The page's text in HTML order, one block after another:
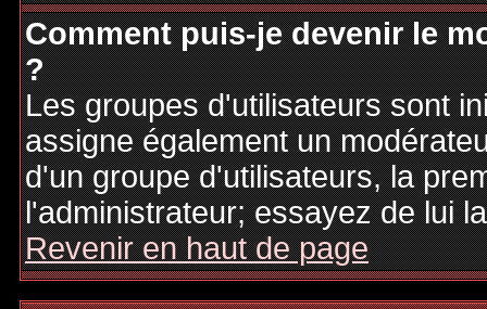
Comment puis-je devenir le
?
Les groupes d'utilisateurs sont
assigne également un
d'un groupe d'utilisateurs, la
l'administrateur; essayez de lui
Revenir en haut de page